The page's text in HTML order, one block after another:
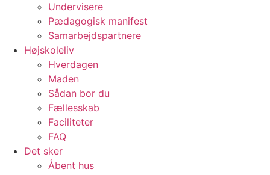
Undervisere
Pædagogisk manifest
Samarbejdspartnere
Højskoleliv
Hverdagen
Maden
Sådan bor du
Fællesskab
Faciliteter
FAQ
Det sker
Åbent hus